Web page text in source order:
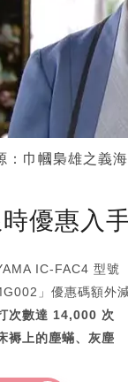
：巾幗梟雄之義海
優惠入
IC-FAC4 型號
」優惠碼額外
次數達 14,000 次
褥上的塵蟎、灰塵